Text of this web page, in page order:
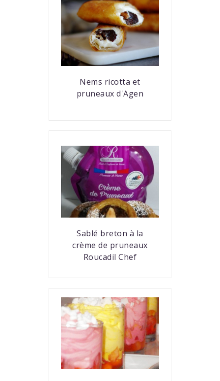
Nems ricotta et
pruneaux d'Agen
Sablé breton à la
crème de pruneaux
Roucadil Chef